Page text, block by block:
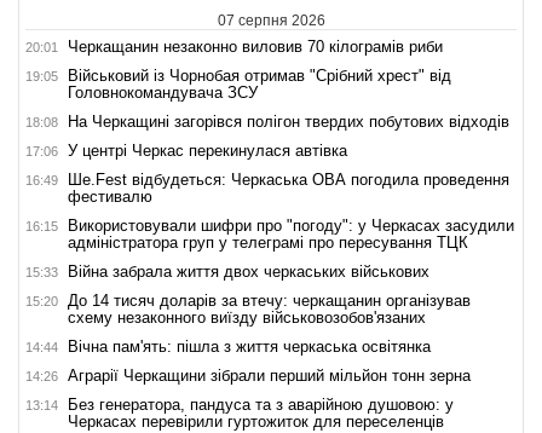
07 серпня 2026
20:01 Черкащанин незаконно виловив 70 кілограмів риби
19:05
Військовий із Чорнобая отримав "Срібний хрест" від
Головнокомандувача ЗСУ
18:08 На Черкащині загорівся полігон твердих побутових відходів
17:06 У центрі Черкас перекинулася автівка
16:49
Ше.Fest відбудеться: Черкаська ОВА погодила проведення
фестивалю
16:15
Використовували шифри про "погоду": у Черкасах засудили
адміністратора груп у телеграмі про пересування ТЦК
15:33 Війна забрала життя двох черкаських військових
15:20
До 14 тисяч доларів за втечу: черкащанин організував
схему незаконного виїзду військовозобов'язаних
14:44 Вічна пам'ять: пішла з життя черкаська освітянка
14:26 Аграрії Черкащини зібрали перший мільйон тонн зерна
13:14
Без генератора, пандуса та з аварійною душовою: у
Черкасах перевірили гуртожиток для переселенців